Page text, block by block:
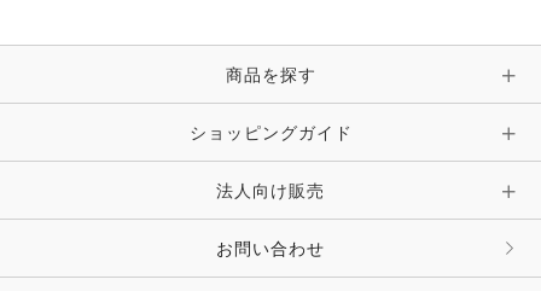
時計・財布・キーケース・革小物
キーホルダー・チャーム・ストラップ
その他 ファッション雑貨
ピン・ブローチ・コサージュ
その他 アクセサリー
商品を探す
ショッピングガイド
法人向け販売
お問い合わせ